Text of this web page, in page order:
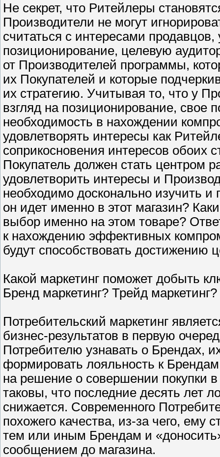
Не секрет, что Ритейлеры
Производители не могут
считаться с интересами
позиционирование, целевую
от Производителей программы,
их Покупателей и которые
их стратегию. Учитывая то, что у
взгляд на позиционирование, свое
необходимость в нахождении
удовлетворять интересы как
соприкосновения интересов обоих
Покупатель должен стать центром
удовлетворить интересы и
необходимо досконально изучить и
он идет именно в этот магазин?
выбор именно на этом товаре?
к нахождению эффективных
будут способствовать достижению
Какой маркетинг поможет добыть
Бренд маркетинг? Трейд маркетинг?
Потребительский маркетинг
бизнес-результатов в первую
Потребителю узнавать о Брендах,
формировать лояльность к
на решение о совершении покупки
таковы, что последние десять лет
снижается. Современного
похожего качества, из-за чего, ему
тем или иным Брендам и
сообщением до магазина.